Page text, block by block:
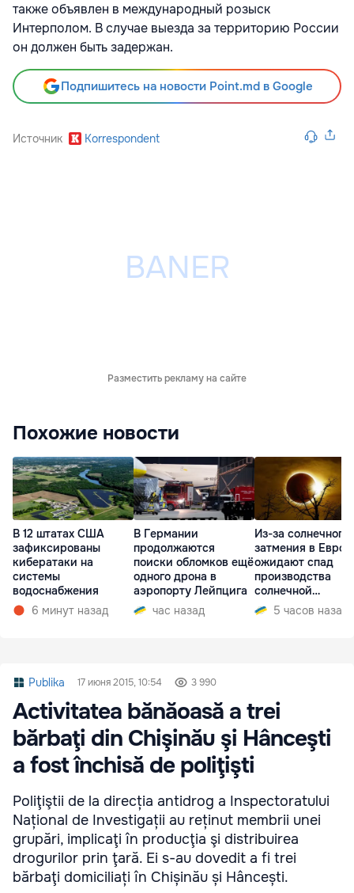
также объявлен в международный розыск
Интерполом. В случае выезда за территорию России
он должен быть задержан.
Подпишитесь на новости Point.md в Google
Источник Korrespondent
Разместить рекламу на сайте
Похожие новости
В 12 штатах США
зафиксированы
кибератаки на
системы
водоснабжения
6 минут назад
В Германии
продолжаются
поиски обломков ещё
одного дрона в
аэропорту Лейпцига
час назад
Из-за солнечного
затмения в
ожидают спад
производства
солнечной
электроэнергии
5 часов назад
Publika 17 июня 2015, 10:54 3 990
Activitatea bănăoasă a trei
bărbaţi din Chişinău şi Hânceşti
a fost închisă de poliţişti
Poliţiştii de la direcția antidrog a Inspectoratului
Național de Investigații au reținut membrii unei
grupări, implicaţi în producţia şi distribuirea
drogurilor prin ţară. Ei s-au dovedit a fi trei
bărbaţi domiciliați în Chișinău și Hâncești.